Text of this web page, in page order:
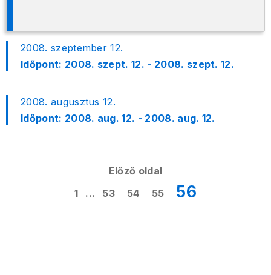
2008. szeptember 12.
Időpont: 2008. szept. 12. - 2008. szept. 12.
2008. augusztus 12.
Időpont: 2008. aug. 12. - 2008. aug. 12.
Előző oldal
1
... 53 54 55 56